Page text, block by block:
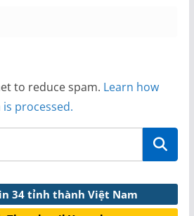
to reduce spam. Learn how
processed.
34 tỉnh thành Việt Nam